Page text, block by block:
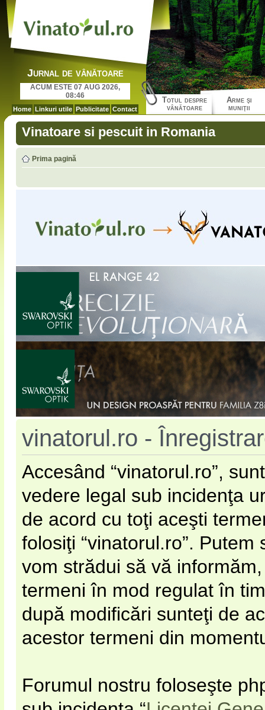
Jurnal de vânătoare
ACUM ESTE 07 AUG 2026,
08:46
Home Linkuri utile Publicitate Contact
Totul despre
vânătoare
Arme şi
muniţii
Vinatoare si pescuit in Romania
Prima pagină
vinatorul.ro -
Accesând “vinatorul.ro”,
vedere legal sub incidenţa
de acord cu toţi aceşti
folosiţi “vinatorul.ro”.
vom strădui să vă
termeni în mod regulat în
după modificări sunteţi de
acestor termeni din
Forumul nostru foloseşte